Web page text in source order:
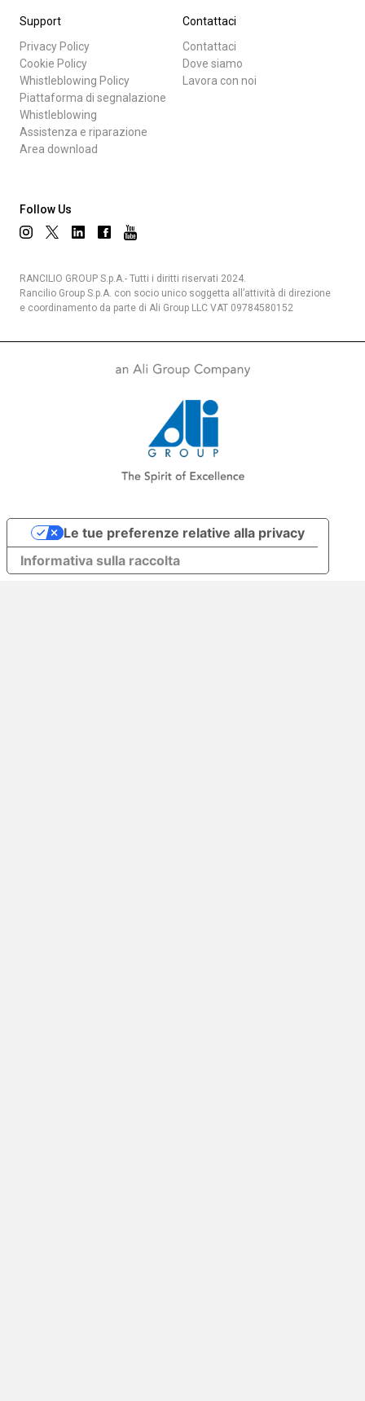
Support
Privacy Policy
Cookie Policy
Whistleblowing Policy
Piattaforma di segnalazione
Whistleblowing
Assistenza e riparazione
Area download
Contattaci
Contattaci
Dove siamo
Lavora con noi
Follow Us
RANCILIO GROUP S.p.A.- Tutti i diritti riservati 2024.
Rancilio Group S.p.A. con socio unico soggetta all’attività di direzione
e coordinamento da parte di Ali Group LLC VAT 09784580152
Informativa sulla raccolta
Le tue preferenze relative alla privacy